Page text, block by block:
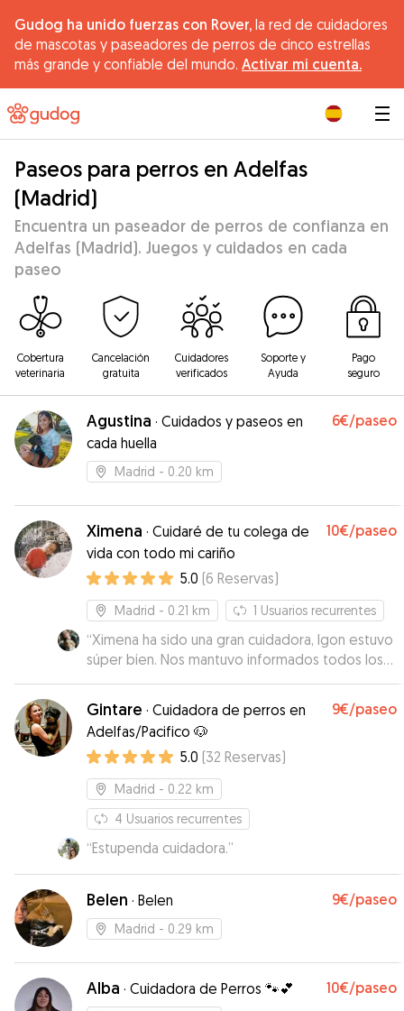
Gudog ha unido fuerzas con Rover, la red de cuidadores
de mascotas y paseadores de perros de cinco estrellas
más grande y confiable del mundo. Activar mi cuenta.
Paseos para perros en Adelfas
(Madrid)
Encuentra un paseador de perros de confianza en
Adelfas (Madrid). Juegos y cuidados en cada
paseo
Cobertura
veterinaria
Cancelación
gratuita
Cuidadores
verificados
Soporte y
Ayuda
Pago
seguro
Agustina · Cuidados y paseos en
cada huella
6€/paseo
Madrid - 0.20 km
Ximena · Cuidaré de tu colega de
vida con todo mi cariño
10€/paseo
5.0 (6 Reservas)
Madrid - 0.21 km 1 Usuarios recurrentes
“Ximena ha sido una gran cuidadora, Igon estuvo
súper bien. Nos mantuvo informados todos los
días y nos mandaba varias fotos y vídeos, sin
duda repetiremos.
Gintare · Cuidadora de perros en
Adelfas/Pacifico 🐶
9€/paseo
5.0 (32 Reservas)
Madrid - 0.22 km
4 Usuarios recurrentes
“Estupenda cuidadora.”
Belen · Belen 9€/paseo
Madrid - 0.29 km
Alba · Cuidadora de Perros 🐾💕 10€/paseo